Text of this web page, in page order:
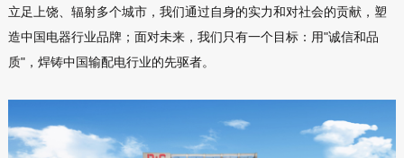
立足上饶、辐射多个城市，我们通过自身的实力和对社会的贡献，塑
造中国电器行业品牌；面对未来，我们只有一个目标：用"诚信和品
质"，焊铸中国输配电行业的先驱者。